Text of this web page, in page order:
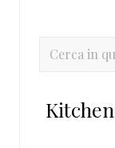
Cerca
sito